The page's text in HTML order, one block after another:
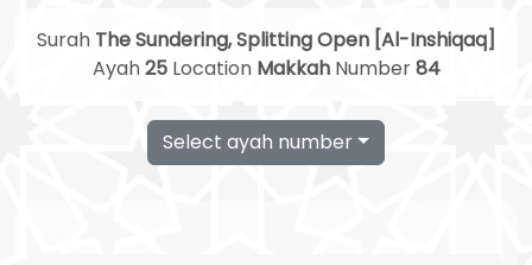
Surah The Sundering, Splitting Open [Al-Inshiqaq]
Ayah 25Location MakkahNumber84
Select ayah number